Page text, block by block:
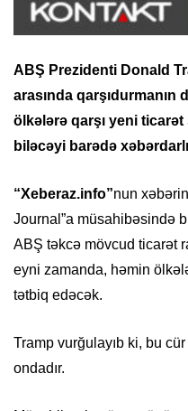
ABŞ Prezidenti Donald
arasında qarşıdurmanın
ölkələrə qarşı yeni
biləcəyi barədə
“Xeberaz.info”nun
Journal”a müsahibəsində
ABŞ təkcə mövcud ticarət
eyni zamanda, həmin
tətbiq edəcək.
Tramp vurğulayıb ki, bu
ondadır.